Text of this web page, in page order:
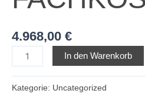
4.968,00 €
In den Warenkorb
Kategorie: Uncategorized